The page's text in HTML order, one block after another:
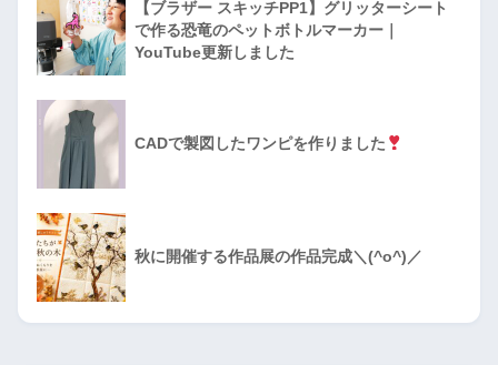
【ブラザー スキッチPP1】グリッターシート
で作る恐竜のペットボトルマーカー｜
YouTube更新しました
CADで製図したワンピを作りました
秋に開催する作品展の作品完成＼(^o^)／